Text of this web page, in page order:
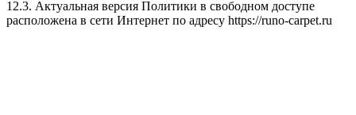
12.3. Актуальная версия Политики в свободном доступе
расположена в сети Интернет по адресу https://runo-carpet.ru